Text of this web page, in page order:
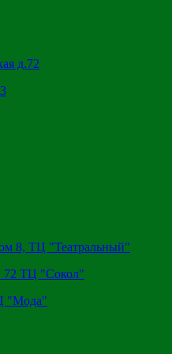
д.72
8, ТЦ "Театральный"
72 ТЦ "Сокол"
"Мода"